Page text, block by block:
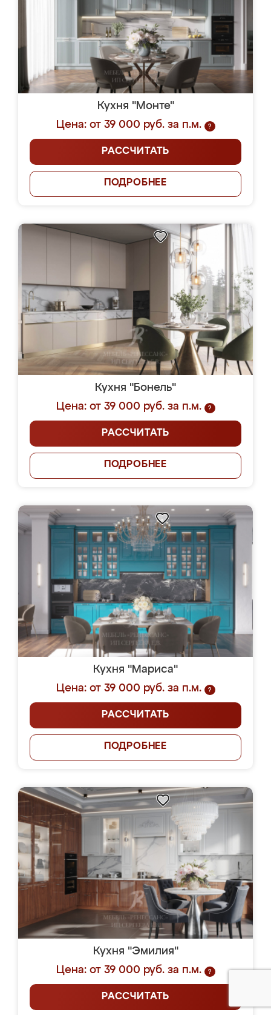
Кухня "Монте"
Цена: от 39 000 руб. за п.м.
?
РАССЧИТАТЬ
ПОДРОБНЕЕ
Кухня "Бонель"
Цена: от 39 000 руб. за п.м.
?
РАССЧИТАТЬ
ПОДРОБНЕЕ
Кухня "Мариса"
Цена: от 39 000 руб. за п.м.
?
РАССЧИТАТЬ
ПОДРОБНЕЕ
Кухня "Эмилия"
Цена: от 39 000 руб. за п.м.
?
РАССЧИТАТЬ